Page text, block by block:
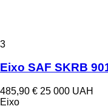
3
Eixo SAF SKRB
485,90 € 25 000 UAH
Eixo